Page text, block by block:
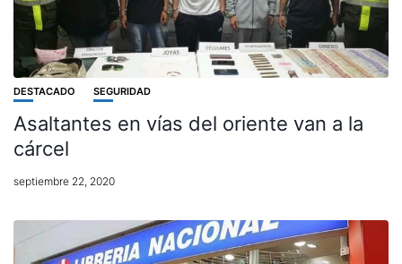
DESTACADO SEGURIDAD
Asaltantes en vías del oriente van a la
cárcel
septiembre 22, 2020